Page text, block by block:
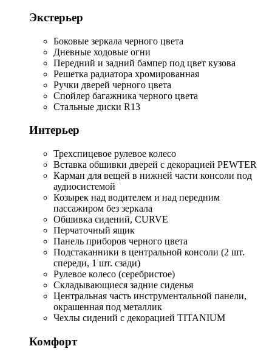
Экстерьер
Боковые зеркала черного цвета
Дневные ходовые огни
Передний и задний бампер под цвет кузова
Решетка радиатора хромированная
Ручки дверей черного цвета
Спойлер багажника черного цвета
Стальные диски R13
Интерьер
Трехспицевое рулевое колесо
Вставка обшивки дверей с декорацией PEWTER
Карман для вещей в нижней части консоли под
аудиосистемой
Козырек над водителем и над передним
пассажиром без зеркала
Обшивка сидений, CURVE
Перчаточный ящик
Панель приборов черного цвета
Подстаканники в центральной консоли (2 шт.
спереди, 1 шт. сзади)
Рулевое колесо (серебристое)
Складывающиеся задние сиденья
Центральная часть инструментальной панели,
окрашенная под металлик
Чехлы сидений с декорацией TITANIUM
Комфорт